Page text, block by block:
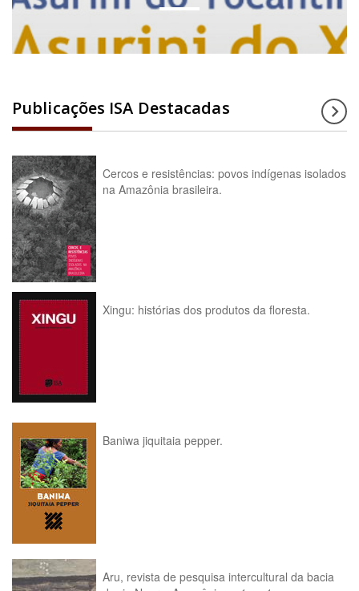
Publicações ISA Destacadas
Cercos e resistências: povos indígenas isolados
na Amazônia brasileira.
Xingu: histórias dos produtos da floresta.
Baniwa jiquitaia pepper.
Aru, revista de pesquisa intercultural da bacia